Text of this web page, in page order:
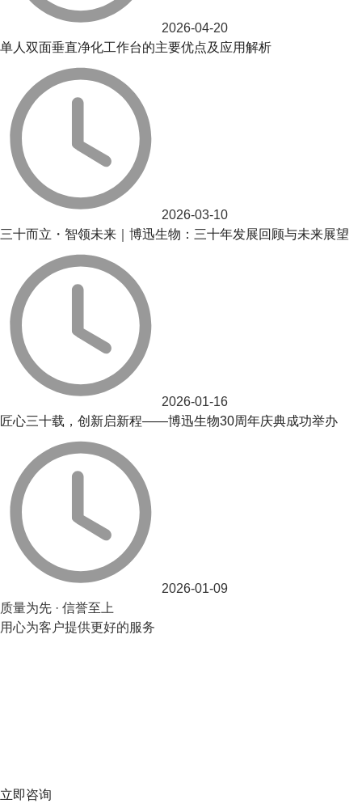
2026-04-20
单人双面垂直净化工作台的主要优点及应用解析
2026-03-10
三十而立・智领未来｜博迅生物：三十年发展回顾与未来展望
2026-01-16
匠心三十载，创新启新程——博迅生物30周年庆典成功举办
2026-01-09
质量为先 · 信誉至上
用心为客户提供更好的服务
立即咨询